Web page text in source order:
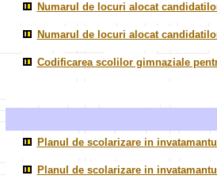
Numarul de locuri alocat
Numarul de locuri alocat
Codificarea scolilor gimnaziale
Planul de scolarizare in
Planul de scolarizare in